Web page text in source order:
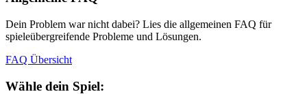
Dein Problem war nicht dabei? Lies die allgemeinen FAQ für
spieleübergreifende Probleme und Lösungen.
FAQ Übersicht
Wähle dein Spiel: